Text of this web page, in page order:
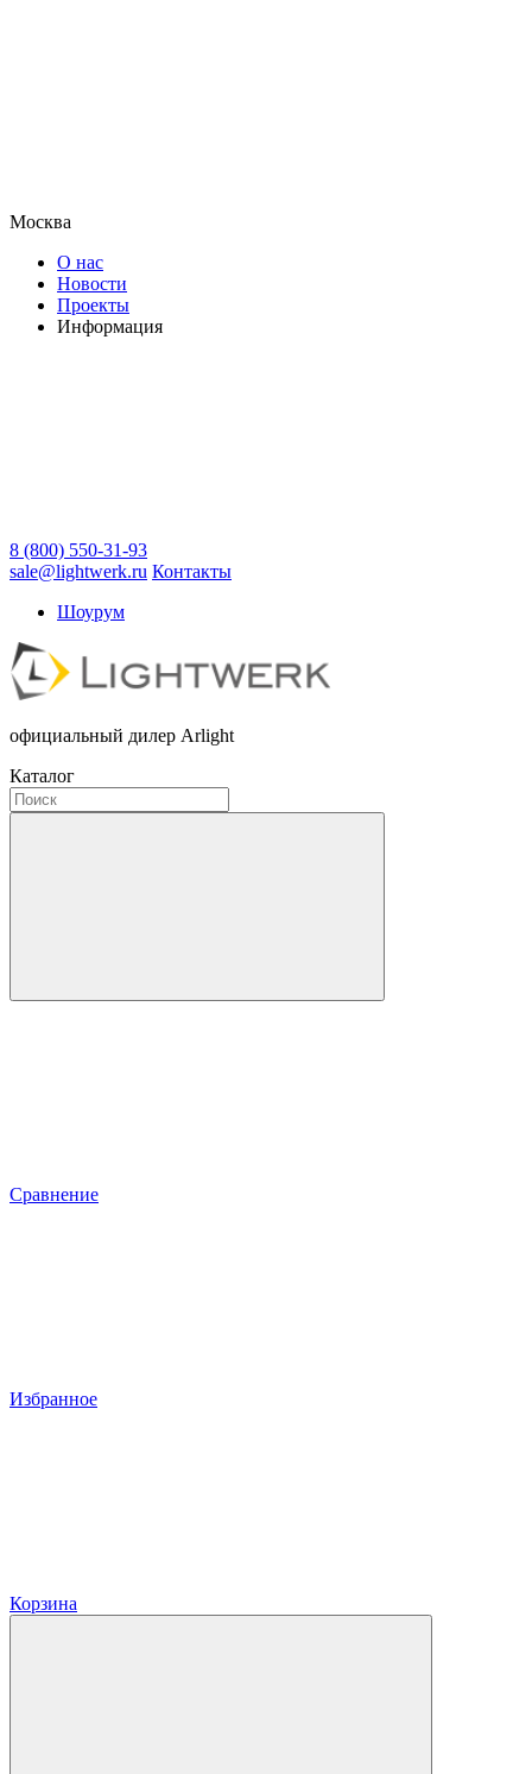
Москва
О нас
Новости
Проекты
Информация
8 (800) 550-31-93
sale@lightwerk.ru Контакты
Шоурум
официальный дилер Arlight
Каталог
Сравнение
Избранное
Корзина